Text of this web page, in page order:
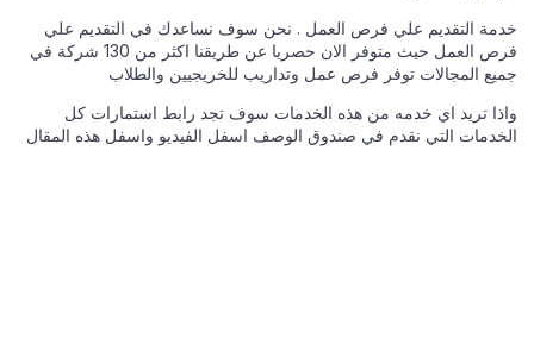
خدمة التقديم علي فرص العمل . نحن سوف نساعدك في التقديم علي
فرص العمل حيث متوفر الان حصريا عن طريقنا اكثر من 130 شركة في
جميع المجالات توفر فرص عمل وتداريب للخريجيين والطلاب
واذا تريد اي خدمه من هذه الخدمات سوف تجد رابط استمارات كل
الخدمات التي نقدم في صندوق الوصف اسفل الفيديو واسفل هذه المقال